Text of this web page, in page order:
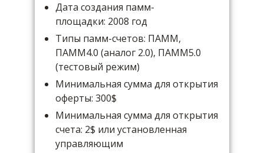
Дата создания памм-
площадки: 2008 год
Типы памм-счетов: ПАММ,
ПАММ4.0 (аналог 2.0), ПАММ5.0
(тестовый режим)
Минимальная сумма для открытия
оферты: 300$
Минимальная сумма для открытия
счета: 2$ или установленная
управляющим